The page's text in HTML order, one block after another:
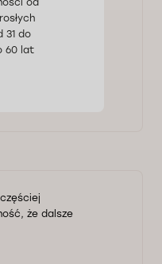
od
31 do
60 lat
że dalsze